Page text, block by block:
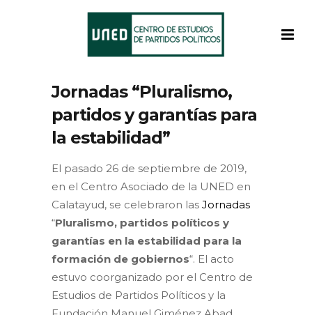
Jornadas “Pluralismo,
partidos y garantías para
la estabilidad”
El pasado 26 de septiembre de 2019,
en el Centro Asociado de la UNED en
Calatayud, se celebraron las Jornadas
“Pluralismo, partidos políticos y
garantías en la estabilidad para la
formación de gobiernos“. El acto
estuvo coorganizado por el Centro de
Estudios de Partidos Políticos y la